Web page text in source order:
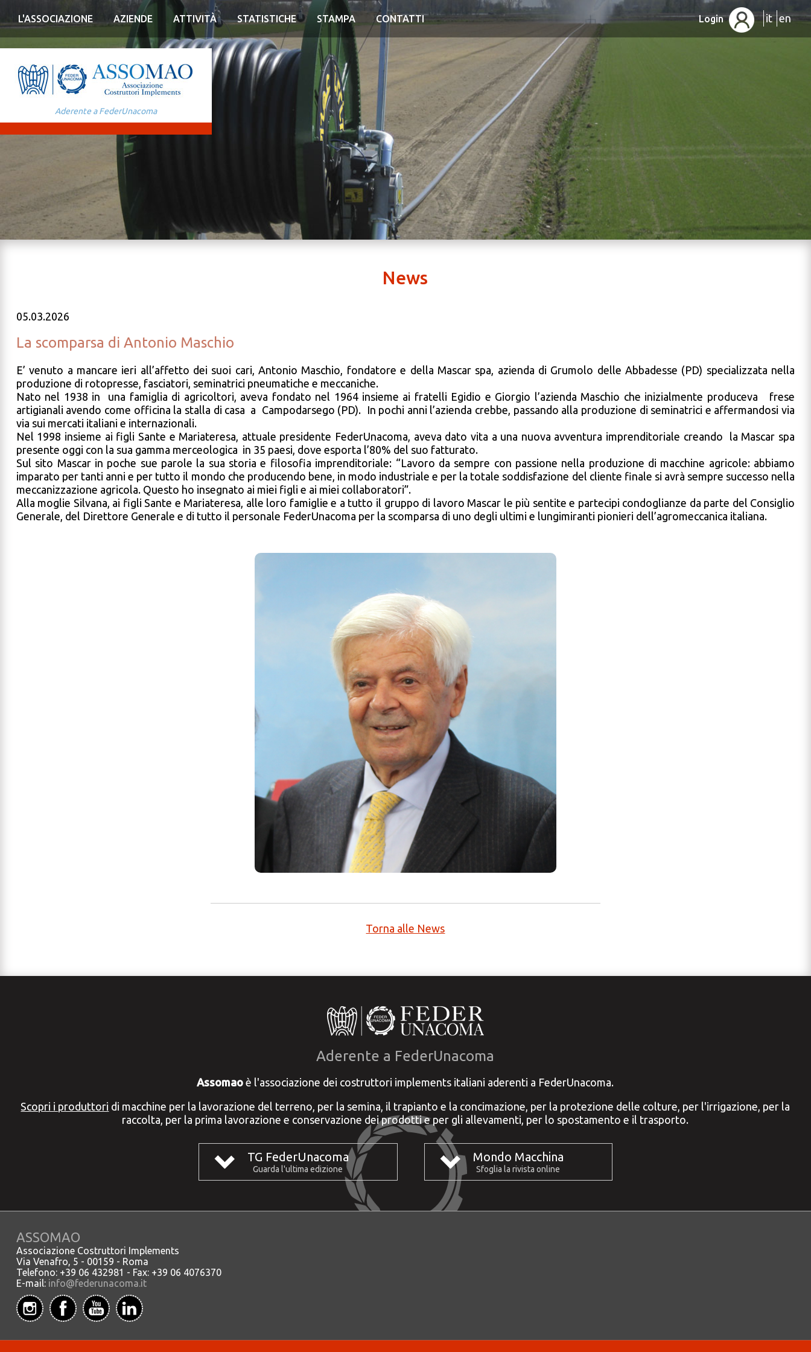
Login it en
L'ASSOCIAZIONE AZIENDE ATTIVITÀ STATISTICHE STAMPA CONTATTI
Aderente a FederUnacoma
News
05.03.2026
La scomparsa di Antonio Maschio
E’ venuto a mancare ieri all’affetto dei suoi cari, Antonio Maschio, fondatore e della Mascar spa, azienda di Grumolo delle Abbadesse (PD) specializzata nella
produzione di rotopresse, fasciatori, seminatrici pneumatiche e meccaniche.
Nato nel 1938 in una famiglia di agricoltori, aveva fondato nel 1964 insieme ai fratelli Egidio e Giorgio l’azienda Maschio che inizialmente produceva frese
artigianali avendo come officina la stalla di casa a Campodarsego (PD). In pochi anni l’azienda crebbe, passando alla produzione di seminatrici e affermandosi via
via sui mercati italiani e internazionali.
Nel 1998 insieme ai figli Sante e Mariateresa, attuale presidente FederUnacoma, aveva dato vita a una nuova avventura imprenditoriale creando la Mascar spa
presente oggi con la sua gamma merceologica in 35 paesi, dove esporta l’80% del suo fatturato.
Sul sito Mascar in poche sue parole la sua storia e filosofia imprenditoriale: “Lavoro da sempre con passione nella produzione di macchine agricole: abbiamo
imparato per tanti anni e per tutto il mondo che producendo bene, in modo industriale e per la totale soddisfazione del cliente finale si avrà sempre successo nella
meccanizzazione agricola. Questo ho insegnato ai miei figli e ai miei collaboratori”.
Alla moglie Silvana, ai figli Sante e Mariateresa, alle loro famiglie e a tutto il gruppo di lavoro Mascar le più sentite e partecipi condoglianze da parte del Consiglio
Generale, del Direttore Generale e di tutto il personale FederUnacoma per la scomparsa di uno degli ultimi e lungimiranti pionieri dell’agromeccanica italiana.
Torna alle News
Aderente a FederUnacoma
Assomao è l'associazione dei costruttori implements italiani aderenti a FederUnacoma.
Scopri i produttori di macchine per la lavorazione del terreno, per la semina, il trapianto e la concimazione, per la protezione delle colture, per l'irrigazione, per la
raccolta, per la prima lavorazione e conservazione dei prodotti e per gli allevamenti, per lo spostamento e il trasporto.
TG FederUnacoma
Guarda l'ultima edizione
Mondo Macchina
Sfoglia la rivista online
ASSOMAO
Associazione Costruttori Implements
Via Venafro, 5 - 00159 - Roma
Telefono: +39 06 432981 - Fax: +39 06 4076370
E-mail: info@federunacoma.it